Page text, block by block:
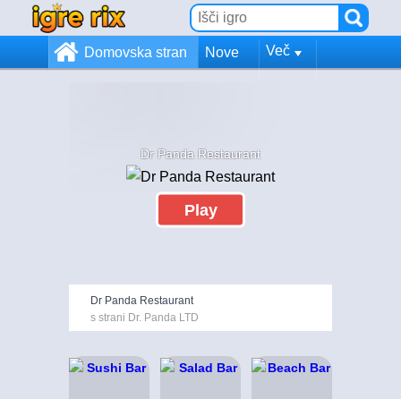
Domovska stran Nove Več
Dr Panda Restaurant
Play
Dr Panda Restaurant
s strani Dr. Panda LTD